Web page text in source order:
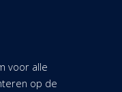
voor alle
op de